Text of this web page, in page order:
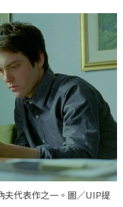
夫代表作之一。圖／UIP提